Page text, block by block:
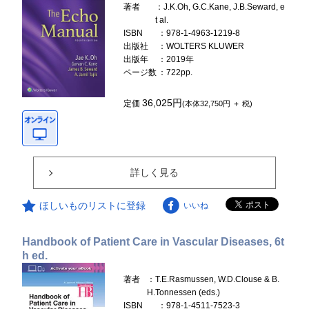
著者
：J.K.Oh, G.C.Kane, J.B.Seward, e
t al.
ISBN
：978-1-4963-1219-8
出版社
：WOLTERS KLUWER
出版年
：2019年
ページ数 ：722pp.
定価36,025円(本体32,750円 ＋ 税)
詳しく見る
ほしいものリストに登録 いいね
Handbook of Patient Care in Vascular Diseases, 6t
h ed.
著者
：T.E.Rasmussen, W.D.Clouse & B.
H.Tonnessen (eds.)
ISBN
：978-1-4511-7523-3